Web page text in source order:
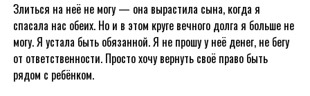
Злиться на неё не могу — она вырастила сына, когда я
спасала нас обеих. Но и в этом круге вечного долга я больше не
могу. Я устала быть обязанной. Я не прошу у неё денег, не бегу
от ответственности. Просто хочу вернуть своё право быть
рядом с ребёнком.